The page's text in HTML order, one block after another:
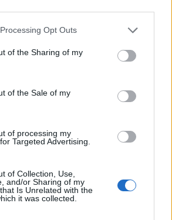
website/app uses one or more Google
or usage behaviour. You may click to
to Google and its third-party tags to
specified purposes in below Google
Opt Outs
of the Sharing of my
of the Sale of my
of processing my
Targeted Advertising.
of Collection, Use,
and/or Sharing of my
Is Unrelated with the
it was collected.
Így formálják a 2026-os
elvárásai (X)
elég a magas órabér,